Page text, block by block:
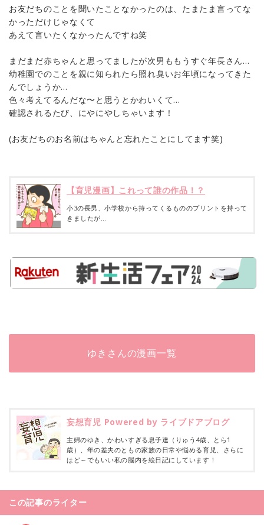
お友だちのことを聞いたことなかったのは、たまたま言ってな
かっただけじゃなくて
あえて言いたくなかったんですね笑
まだまだ赤ちゃんと思ってましたが次男ももうすぐ年長さん…
幼稚園でのことを親に知られたら照れ臭いお年頃になってきた
んでしょうか…
色々考えてるんだな〜と思うとかわいくて…
確認されるたび、にやにやしちゃいます！
(お友だちのお名前はちゃんと忘れたことにしてます笑)
【育児漫画】これって誰の作品！？
小3の長男、小学校から持ってくるもののプリントを持って
きましたが…
ゆきさんの漫画一覧
妄想育児 Powered by ライブドアブログ
主婦のゆき、かわいすぎる息子達（りゅう4歳、とら1
歳）、年の差夫のともの家族の日常や悩める育児、さらに
はど～でもいい私の脳内を絵日記にしています！
この記事のライター